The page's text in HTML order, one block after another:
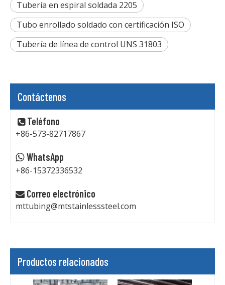
Tubería en espiral soldada 2205
Tubo enrollado soldado con certificación ISO
Tubería de línea de control UNS 31803
Contáctenos
 Teléfono
+86-573-82717867
 WhatsApp
+86-15372336532
 Correo electrónico
mttubing@mtstainlesssteel.com
Productos relacionados